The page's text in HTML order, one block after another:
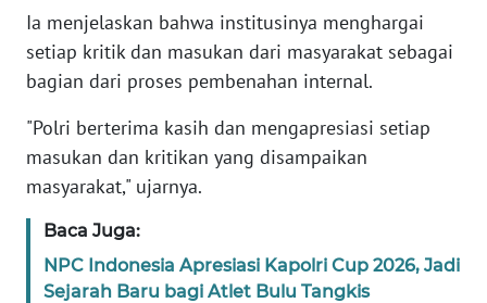
Ia menjelaskan bahwa institusinya menghargai
setiap kritik dan masukan dari masyarakat sebagai
bagian dari proses pembenahan internal.
"Polri berterima kasih dan mengapresiasi setiap
masukan dan kritikan yang disampaikan
masyarakat," ujarnya.
Baca Juga:
NPC Indonesia Apresiasi Kapolri Cup 2026, Jadi
Sejarah Baru bagi Atlet Bulu Tangkis
News
WN
SUMUT
JAKARTA
WN
JABAR